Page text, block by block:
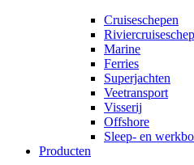
Cruiseschepen
Marine
Ferries
Superjachten
Veetransport
Visserij
Offshore
Sleep- en
Producten